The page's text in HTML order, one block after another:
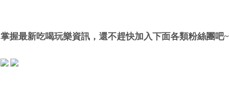
掌握最新吃喝玩樂資訊，還不趕快加入下面各類粉絲團吧~